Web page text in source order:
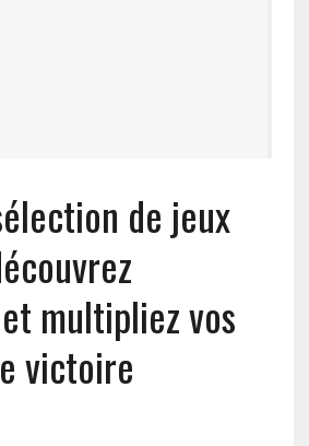
de jeux
multipliez vos
victoire